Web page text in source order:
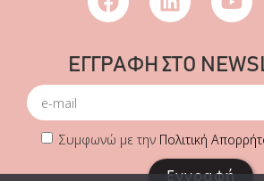
ΕΓΓΡΑΦΗ ΣΤΟ
Συμφωνώ με την Πολιτική
Εγγραφή